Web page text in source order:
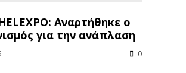
Αναρτήθηκε ο
για την ανάπλαση
0